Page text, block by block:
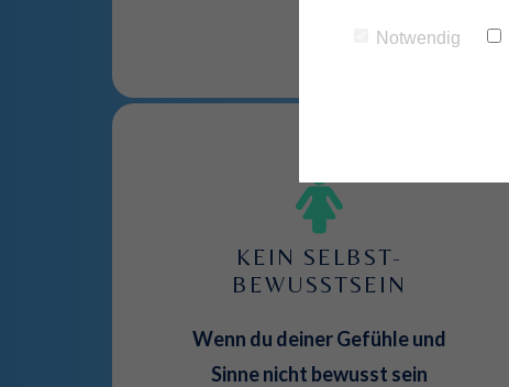
KEIN SELBST-
BEWUSSTSEIN
Wenn du deiner Gefühle und
Sinne nicht bewusst sein
Notwendig